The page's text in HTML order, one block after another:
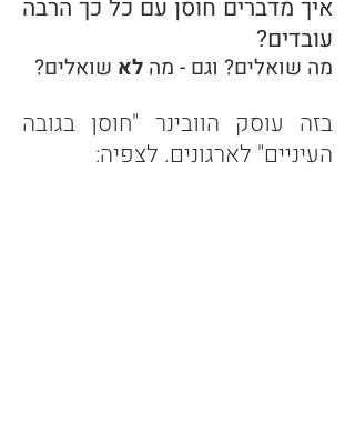
איך מדברים חוסן עם כל כך הרבה
עובדים?
מה שואלים? וגם - מה לא שואלים?
בזה עוסק הוובינר "חוסן בגובה
העיניים" לארגונים. לצפיה: